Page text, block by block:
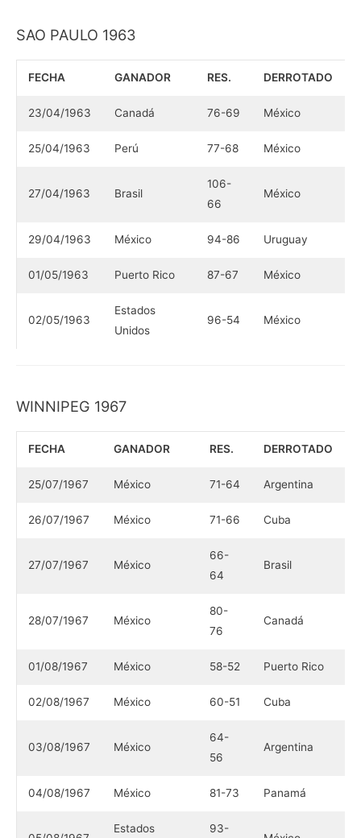
SAO PAULO 1963
FECHA GANADOR RES. DERROTADO
23/04/1963 Canadá 76-69 México
25/04/1963 Perú 77-68 México
27/04/1963 Brasil
106-
66
México
29/04/1963 México 94-86 Uruguay
01/05/1963 Puerto Rico 87-67 México
02/05/1963
Estados
Unidos
96-54 México
WINNIPEG 1967
FECHA GANADOR RES. DERROTADO
25/07/1967 México 71-64 Argentina
26/07/1967 México 71-66 Cuba
27/07/1967 México
66-
64
Brasil
28/07/1967 México
80-
76
Canadá
01/08/1967 México 58-52 Puerto Rico
02/08/1967 México 60-51 Cuba
03/08/1967 México
64-
56
Argentina
04/08/1967 México 81-73 Panamá
Estados 93-